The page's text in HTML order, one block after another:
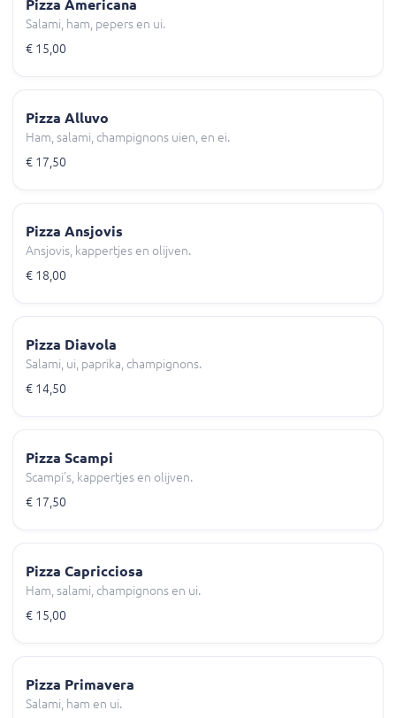
Pizza Americana
Salami, ham, pepers en ui.
€ 15,00
Pizza Alluvo
Ham, salami, champignons uien, en ei.
€ 17,50
Pizza Ansjovis
Ansjovis, kappertjes en olijven.
€ 18,00
Pizza Diavola
Salami, ui, paprika, champignons.
€ 14,50
Pizza Scampi
Scampi's, kappertjes en olijven.
€ 17,50
Pizza Capricciosa
Ham, salami, champignons en ui.
€ 15,00
Pizza Primavera
Salami, ham en ui.